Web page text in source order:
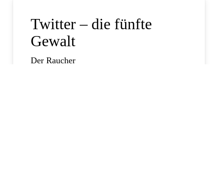
Twitter – die fünfte
Gewalt
Der Raucher